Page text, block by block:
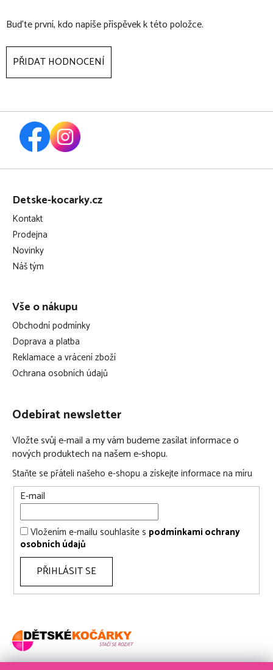
Buďte první, kdo napíše příspěvek k této položce.
PŘIDAT HODNOCENÍ
Z
Detske-kocarky.cz
Kontakt
Prodejna
Novinky
Náš tým
Vše o nákupu
Obchodní podmínky
Doprava a platba
Reklamace a vrácení zboží
Ochrana osobních údajů
Odebírat newsletter
Vložte svůj e-mail a my vám budeme zasílat informace o
nových produktech na našem e-shopu.
Staňte se přáteli našeho e-shopu a získejte informace na míru
E-mail
Vložením e-mailu souhlasíte s podmínkami ochrany
osobních údajů
PŘIHLÁSIT SE